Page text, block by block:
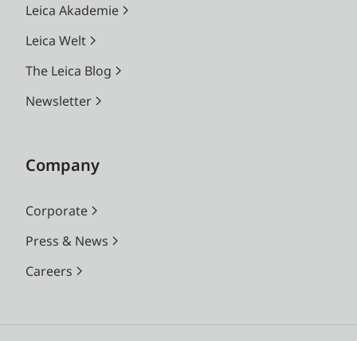
Leica Akademie
Leica Welt
The Leica Blog
Newsletter
Company
Corporate
Press & News
Careers